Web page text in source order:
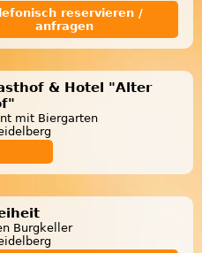
reservieren /
anfragen
& Hotel "Alter
mit Biergarten
Burgkeller